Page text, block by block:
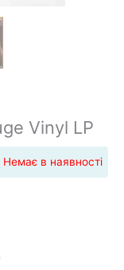
Vinyl LP
Немає в наявності